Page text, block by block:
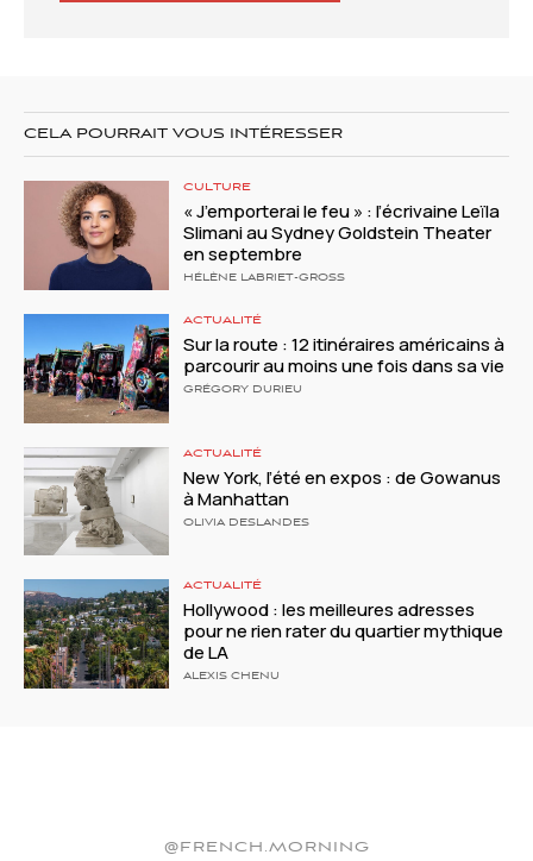
CELA POURRAIT VOUS INTÉRESSER
CULTURE
« J’emporterai le feu » : l’écrivaine Leïla
Slimani au Sydney Goldstein Theater
en septembre
HÉLÈNE LABRIET-GROSS
ACTUALITÉ
Sur la route : 12 itinéraires américains à
parcourir au moins une fois dans sa vie
GRÉGORY DURIEU
ACTUALITÉ
New York, l’été en expos : de Gowanus
à Manhattan
OLIVIA DESLANDES
ACTUALITÉ
Hollywood : les meilleures adresses
pour ne rien rater du quartier mythique
de LA
ALEXIS CHENU
@FRENCH.MORNING